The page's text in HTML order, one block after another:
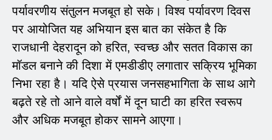
पर्यावरणीय संतुलन मजबूत हो सके। विश्व पर्यावरण दिवस
पर आयोजित यह अभियान इस बात का संकेत है कि
राजधानी देहरादून को हरित, स्वच्छ और सतत विकास का
मॉडल बनाने की दिशा में एमडीडीए लगातार सक्रिय भूमिका
निभा रहा है। यदि ऐसे प्रयास जनसहभागिता के साथ आगे
बढ़ते रहे तो आने वाले वर्षों में दून घाटी का हरित स्वरूप
और अधिक मजबूत होकर सामने आएगा।